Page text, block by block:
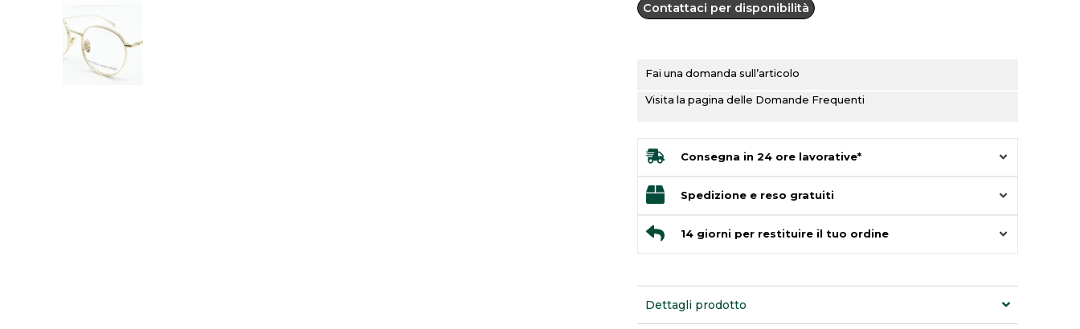
Contattaci per disponibilità
Fai una domanda sull’articolo
Visita la pagina delle Domande Frequenti
Consegna in 24 ore lavorative*
Spedizione e reso gratuiti
14 giorni per restituire il tuo ordine
Dettagli prodotto